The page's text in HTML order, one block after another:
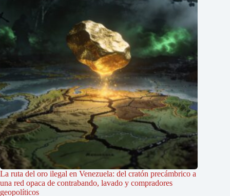
La ruta del oro ilegal en Venezuela: del cratón precámbrico a
una red opaca de contrabando, lavado y compradores
geopolíticos